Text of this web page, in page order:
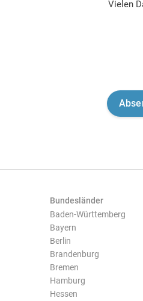
Vielen
Bundesländer
Baden-Württemberg
Bayern
Berlin
Brandenburg
Bremen
Hamburg
Hessen